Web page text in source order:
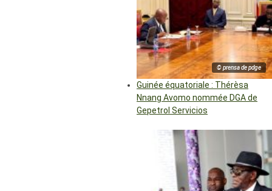
© prensa de pdge
Guinée équatoriale : Thérèsa
Nnang Avomo nommée DGA de
Gepetrol Servicios